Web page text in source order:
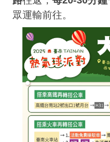
眾運輸前往。